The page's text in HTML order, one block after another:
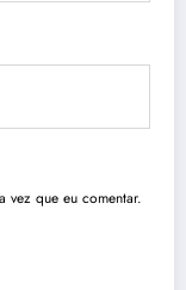
vez que eu comentar.